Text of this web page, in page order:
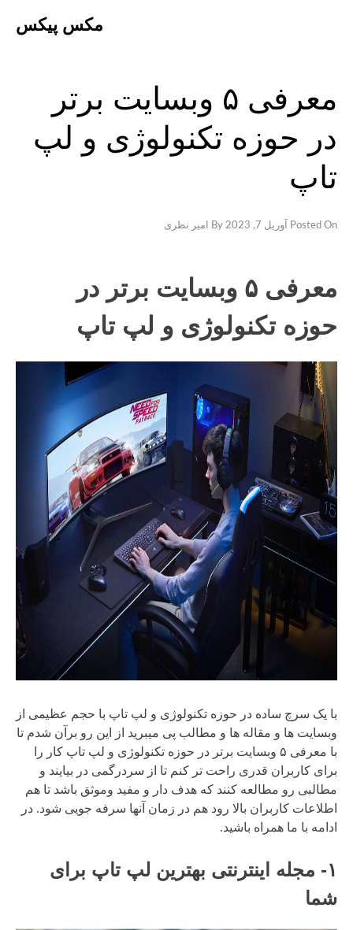
مکس پیکس
معرفی ۵ وبسایت برتر
در حوزه تکنولوژی و لپ
تاپ
Posted On آوریل 7, 2023 امیر نظری
معرفی ۵ وبسایت برتر در
حوزه تکنولوژی و لپ تاپ
با یک سرچ ساده در حوزه تکنولوژی و لپ تاپ با حجم عظیمی از
وبسایت ها و مقاله ها و مطالب پی میبرید از این رو برآن شدم تا
با معرفی ۵ وبسایت برتر در حوزه تکنولوژی و لپ تاپ کار را
برای کاربران قدری راحت تر کنم تا از سردرگمی در بیایند و
مطالبی رو مطالعه کنند که هدف دار و مفید وموثق باشد تا هم
اطلاعات کاربران بالا رود هم در زمان آنها سرفه جویی شود. در
ادامه با ما همراه باشید.
۱- مجله اینترنتی بهترین لپ تاپ برای
شما